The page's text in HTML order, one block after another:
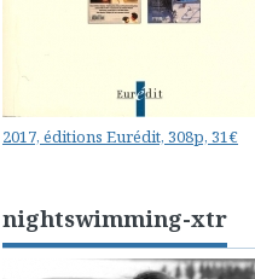
2017, éditions Eurédit, 308p, 31€
nightswimming-xtr